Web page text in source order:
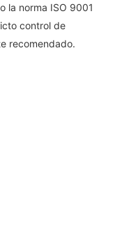
la norma ISO 9001
control de
recomendado.